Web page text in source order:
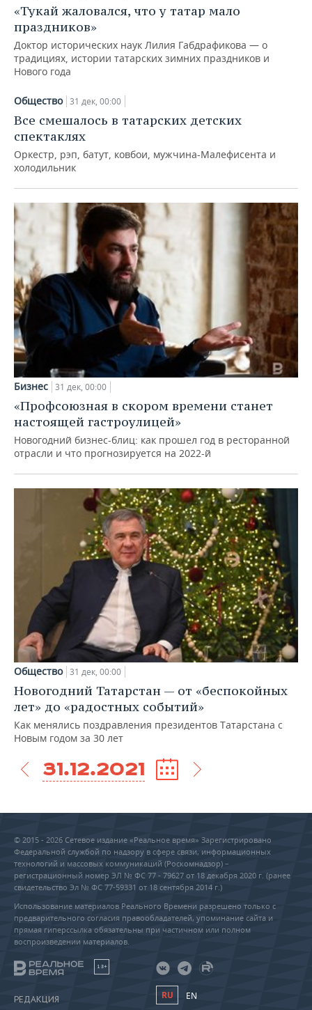
«Тукай жаловался, что у татар мало
праздников»
Доктор исторических наук Лилия Габдрафикова — о
традициях, истории татарских зимних праздников и
Нового года
Общество 31 дек, 00:00
Все смешалось в татарских детских
спектаклях
Оркестр, рэп, батут, ковбои, мужчина-Малефисента и
холодильник
Бизнес 31 дек, 00:00
«Профсоюзная в скором времени станет
настоящей гастроулицей»
Новогодний бизнес-блиц: как прошел год в ресторанной
отрасли и что прогнозируется на 2022-й
Общество 31 дек, 00:00
Новогодний Татарстан — от «беспокойных
лет» до «радостных событий»
Как менялись поздравления президентов Татарстана с
Новым годом за 30 лет
31.12.2021
© 2015 - 2026 Сетевое издание «Реальное время» Зарегистрировано
Федеральной службой по надзору в сфере связи, информационных
технологий и массовых коммуникаций (Роскомнадзор) –
регистрационный номер ЭЛ № ФС 77 - 79627 от 18 декабря 2020 г. (ранее
свидетельство Эл № ФС 77-59331 от 18 сентября 2014 г.)
Использование материалов Реального Времени разрешено только с
предварительного согласия правообладателей, упоминание сайта и
прямая гиперссылка обязательны при частичном или полном
воспроизведении материалов.
18+
РЕДАКЦИЯ RU EN